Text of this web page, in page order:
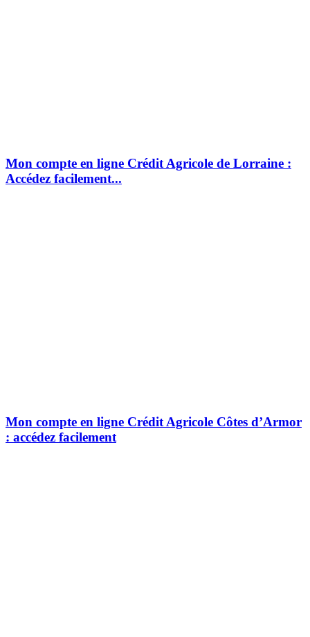
Mon compte en ligne Crédit Agricole de Lorraine :
Accédez facilement...
Mon compte en ligne Crédit Agricole Côtes d’Armor
: accédez facilement